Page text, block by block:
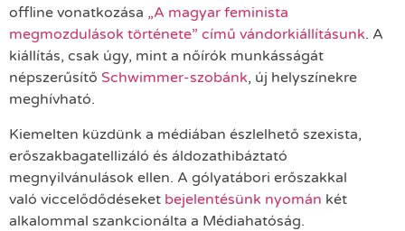
offline vonatkozása „A magyar feminista
megmozdulások története” című vándorkiállításunk. A
kiállítás, csak úgy, mint a nőírók munkásságát
népszerűsítő Schwimmer-szobánk, új helyszínekre
meghívható.
Kiemelten küzdünk a médiában észlelhető szexista,
erőszakbagatellizáló és áldozathibáztató
megnyilvánulások ellen. A gólyatábori erőszakkal
való viccelődődéseket bejelentésünk nyomán két
alkalommal szankcionálta a Médiahatóság.